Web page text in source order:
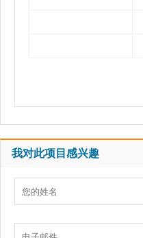
我对此项目感兴趣